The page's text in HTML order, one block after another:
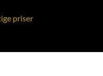
priser